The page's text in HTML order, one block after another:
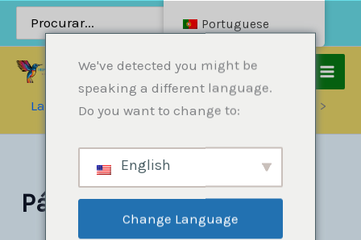
Pular
conteúdo
Lar Produtos
Raptors & Protected Species
Pássaros pega
Pássaros pega
Portuguese
We've detected you might be
speaking a different language.
Do you want to change to:
English
Change Language